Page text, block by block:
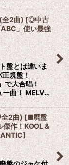
(全2曲) [◎中古
」使い最強
盤とは違いま
正規盤！
で大合唱！
ー曲！ MELV…
全2曲) [■廃盤
作！KOOL &
]
盤のジャケ付